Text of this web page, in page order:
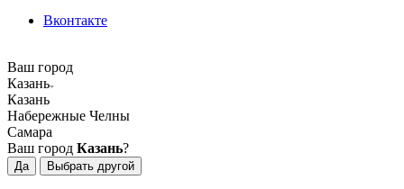
Вконтакте
Ваш город
Казань
Казань
Набережные Челны
Самара
Ваш город Казань?
Да Выбрать другой